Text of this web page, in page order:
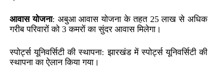
आवास योजना: अबुआ आवास योजना के तहत 25 लाख से अधिक
गरीब परिवारों को 3 कमरों का सुंदर आवास मिलेगा।
स्पोर्ट्स यूनिवर्सिटी की स्थापना: झारखंड में स्पोर्ट्स यूनिवर्सिटी की
स्थापना का ऐलान किया गया।